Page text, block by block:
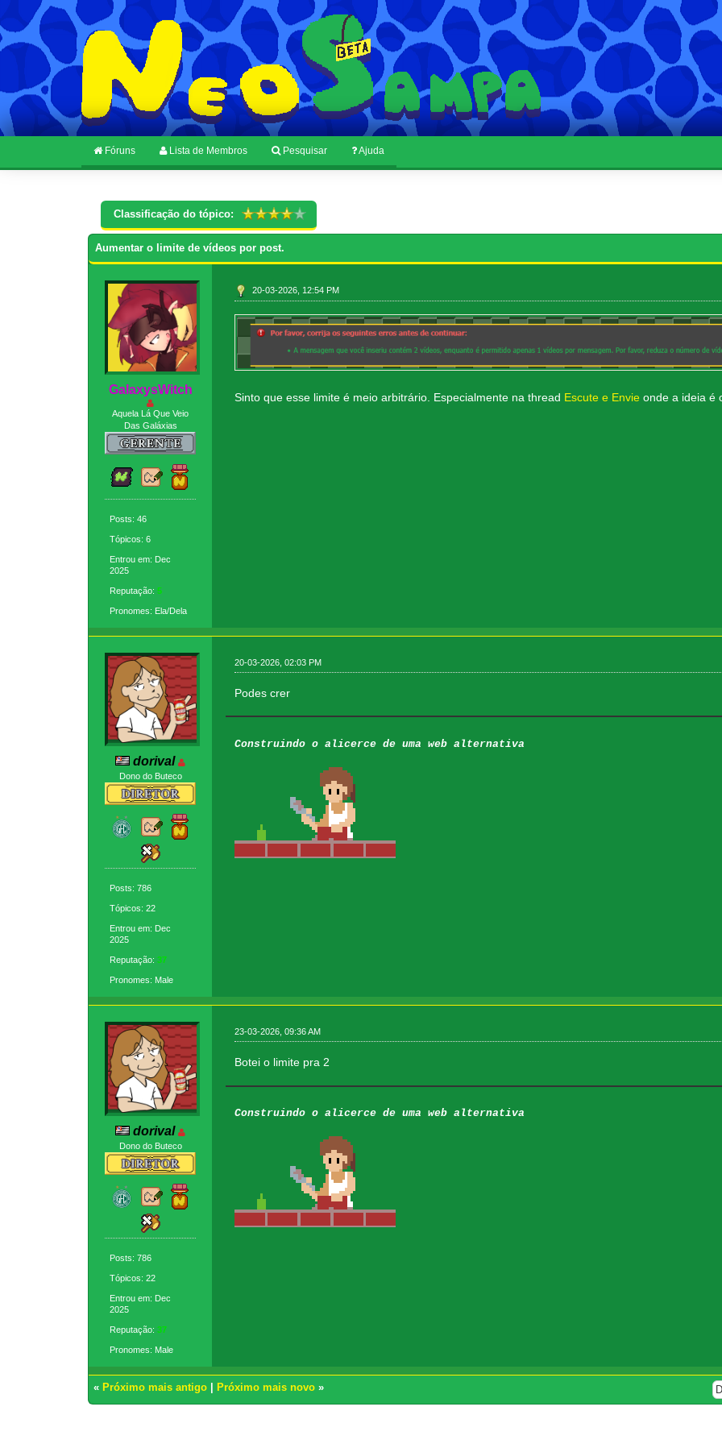
Fóruns Lista de Membros Pesquisar Ajuda
Classificação do tópico:
Aumentar o limite de vídeos por post.
GaIaxysWitch
Aquela Lá Que Veio
Das Galáxias
Posts: 46
Tópicos: 6
Entrou em: Dec
2025
Reputação:5
Pronomes: Ela/Dela
20-03-2026, 12:54 PM
Sinto que esse limite é meio arbitrário. Especialmente na thread Escute e Envieonde a ideia é
dorival
Dono do Buteco
Posts: 786
Tópicos: 22
Entrou em: Dec
2025
Reputação:37
Pronomes: Male
20-03-2026, 02:03 PM
Podes crer
Construindo o alicerce de uma web alternativa
dorival
Dono do Buteco
Posts: 786
Tópicos: 22
Entrou em: Dec
2025
Reputação:37
Pronomes: Male
23-03-2026, 09:36 AM
Botei o limite pra 2
Construindo o alicerce de uma web alternativa
« Próximo mais antigo Próximo mais novo »